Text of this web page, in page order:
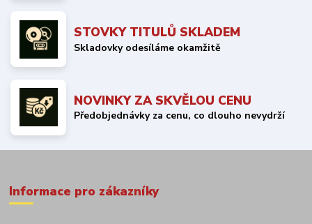
STOVKY TITULŮ SKLADEM
Skladovky odesíláme okamžitě
NOVINKY ZA SKVĚLOU CENU
Předobjednávky za cenu, co dlouho nevydrží
Informace pro zákazníky